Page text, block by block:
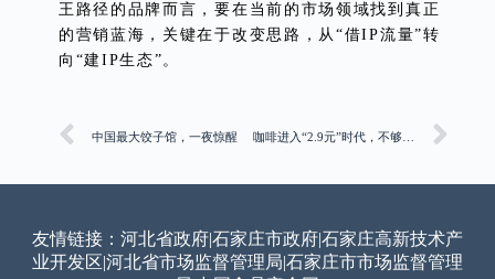
王路径的品牌而言，要在当前的市场领域找到真正
的营销蓝海，关键在于改变思路，从“借IP流量”转
向“建IP生态”。
中国最大饺子馆，一夜惊醒
友情链接： 河北省政府|石家庄市政府|石家庄高新技术产
业开发区|河北省市场监督管理局|石家庄市市场监督管理